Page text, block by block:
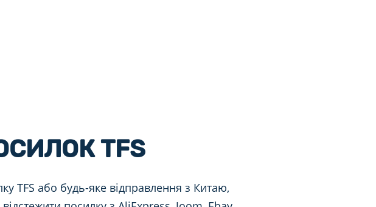
TFS
TFS або будь-яке відправлення з Китаю,